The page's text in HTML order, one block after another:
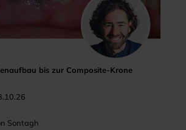
bis zur Composite-Krone
Sontagh